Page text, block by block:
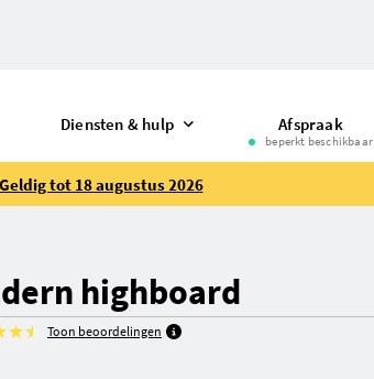
Diensten & hulp Afspraak
beperkt beschikbaar
tot 18 augustus 2026
highboard
Toon beoordelingen